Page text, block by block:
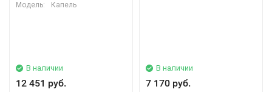
Модель: Капель
В наличии
12 451 руб.
В наличии
7 170 руб.